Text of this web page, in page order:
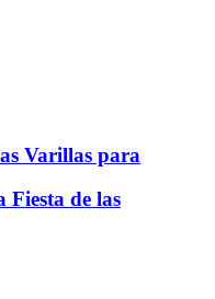
Varillas para
de las